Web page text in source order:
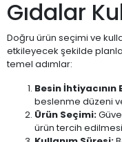
Gıdalar
Doğru ürün seçimi ve
etkileyecek şekilde
temel adımlar:
Besin
beslenme düzeni
Ürün Seçimi:
ürün tercih